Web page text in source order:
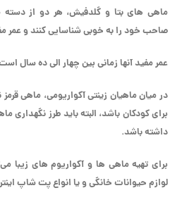
ماهی های بتا و گلدفیش، هر دو از دسته
صاحب خود را به خوبی شناسایی کنند و عمر
عمر مفید آنها زمانی بین چهار الی ده سال
در میان ماهیان زینتی آکواریومی، ماهی
برای کودکان باشد، البته باید طرز نگهداری
داشته باشد.
برای تهیه ماهی ها و آکواریوم های زیبا
لوازم حیوانات خانگی و یا انواع پت شاپ